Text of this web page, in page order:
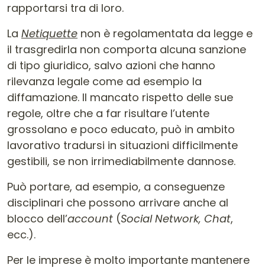
rapportarsi tra di loro.
La Netiquette non è regolamentata da legge e
il trasgredirla non comporta alcuna sanzione
di tipo giuridico, salvo azioni che hanno
rilevanza legale come ad esempio la
diffamazione. Il mancato rispetto delle sue
regole, oltre che a far risultare l’utente
grossolano e poco educato, può in ambito
lavorativo tradursi in situazioni difficilmente
gestibili, se non irrimediabilmente dannose.
Può portare, ad esempio, a conseguenze
disciplinari che possono arrivare anche al
blocco dell’account (Social Network, Chat,
ecc.).
Per le imprese è molto importante mantenere